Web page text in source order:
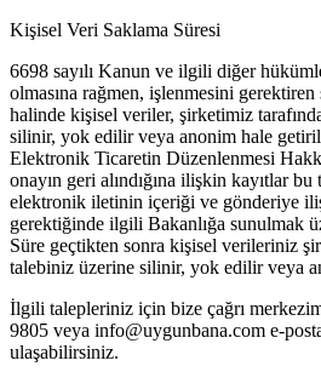
Kişisel Veri Saklama Süresi
6698 sayılı Kanun ve ilgili diğer
olmasına rağmen, işlenmesini
halinde kişisel veriler, şirketimiz
silinir, yok edilir veya anonim hale
Elektronik Ticaretin Düzenlenmesi
onayın geri alındığına ilişkin kayıtlar
elektronik iletinin içeriği ve gönderiye
gerektiğinde ilgili Bakanlığa sunulmak
Süre geçtikten sonra kişisel verileriniz
talebiniz üzerine silinir, yok edilir veya
İlgili talepleriniz için bize çağrı
9805 veya info@uygunbana.com e-
ulaşabilirsiniz.